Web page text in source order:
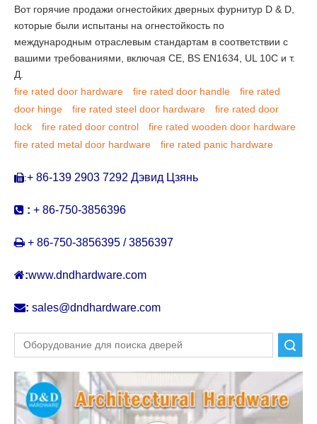
Вот горячие продажи огнестойких дверных фурнитур D & D,
которые были испытаны на огнестойкость по
международным отраслевым стандартам в соответствии с
вашими требованиями, включая CE, BS EN1634, UL 10C и т.
Д.
fire rated door hardware
fire rated door handle
fire rated
door hinge
fire rated steel door hardware
fire rated door
lock
fire rated door control
fire rated wooden door hardware
fire rated metal door hardware
fire rated panic hardware
:+ 86-139 2903 7292 Дэвид Цзянь
 : + 86-750-3856396
 + 86-750-3856395 / 3856397
:www.dndhardware.com
: sales@dndhardware.com